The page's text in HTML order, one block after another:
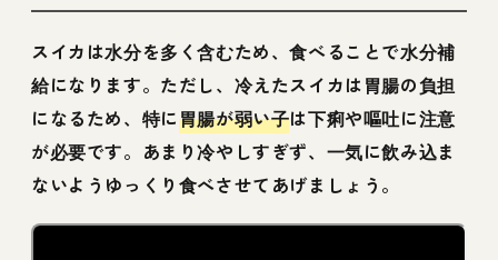
スイカは水分を多く含むため、食べることで水分補
給になります。ただし、冷えたスイカは胃腸の負担
になるため、特に胃腸が弱い子は下痢や嘔吐に注意
が必要です。あまり冷やしすぎず、一気に飲み込ま
ないようゆっくり食べさせてあげましょう。